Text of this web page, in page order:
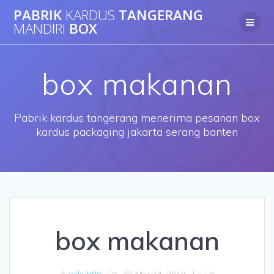
to
PABRIK KARDUS TANGERANG
MANDIRI BOX
box makanan
Pabrik kardus tangerang menerima pesanan box
kardus packaging jakarta serang banten
box makanan